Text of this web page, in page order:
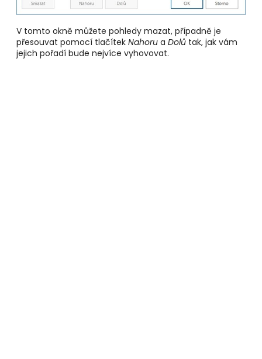
V tomto okně můžete pohledy mazat, případně je
přesouvat pomocí tlačítek Nahoru a Dolů tak, jak vám
jejich pořadí bude nejvíce vyhovovat.